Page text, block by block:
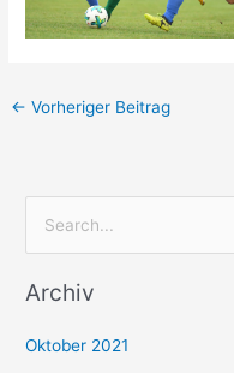
← Vorheriger Beitrag
c
Archiv
Oktober 2021